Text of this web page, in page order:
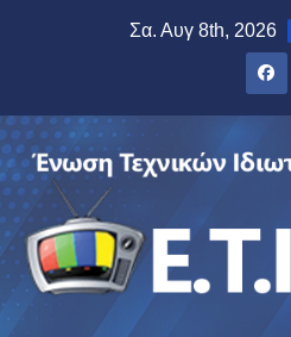
Σα. Αυγ 8th, 2026